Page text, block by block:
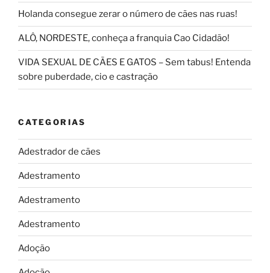
Holanda consegue zerar o número de cães nas ruas!
ALÔ, NORDESTE, conheça a franquia Cao Cidadão!
VIDA SEXUAL DE CÃES E GATOS – Sem tabus! Entenda
sobre puberdade, cio e castração
CATEGORIAS
Adestrador de cães
Adestramento
Adestramento
Adestramento
Adoção